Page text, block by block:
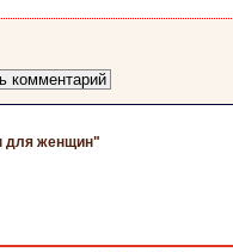
для женщин"